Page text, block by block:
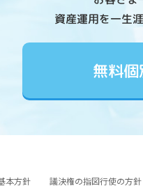
資産運用を一生
無料
本方針 議決権の指図行使の方針